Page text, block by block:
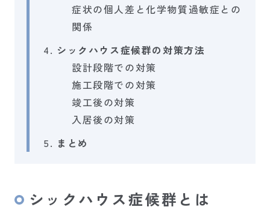
症状の個人差と化学物質過敏症との
関係
シックハウス症候群の対策方法
設計段階での対策
施工段階での対策
竣工後の対策
入居後の対策
まとめ
シックハウス症候群とは